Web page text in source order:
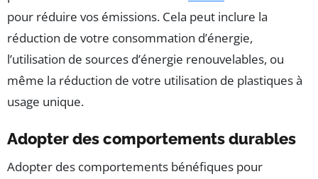
pour réduire vos émissions. Cela peut inclure la
réduction de votre consommation d’énergie,
l’utilisation de sources d’énergie renouvelables, ou
même la réduction de votre utilisation de plastiques à
usage unique.
Adopter des comportements durables
Adopter des comportements bénéfiques pour